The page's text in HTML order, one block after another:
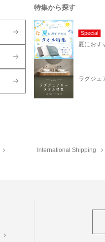
特集から探す
Special
夏におす
ラグジュ
International Shipping